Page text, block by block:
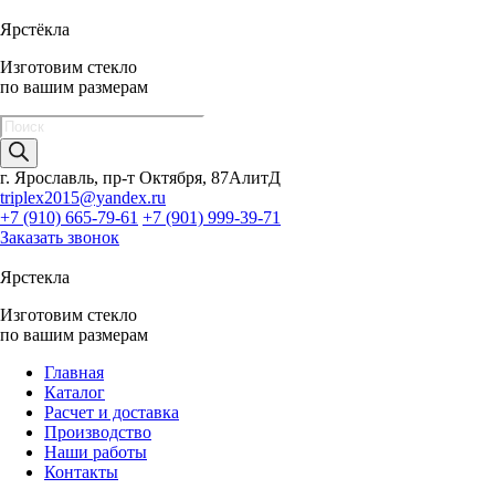
Ярстёкла
Изготовим стекло
по вашим размерам
Поиск
товаров
г. Ярославль, пр-т Октября, 87АлитД
triplex2015@yandex.ru
+7 (910) 665-79-61 +7 (901) 999-39-71
Заказать звонок
Ярстекла
Изготовим стекло
по вашим размерам
Главная
Каталог
Расчет и доставка
Производство
Наши работы
Контакты